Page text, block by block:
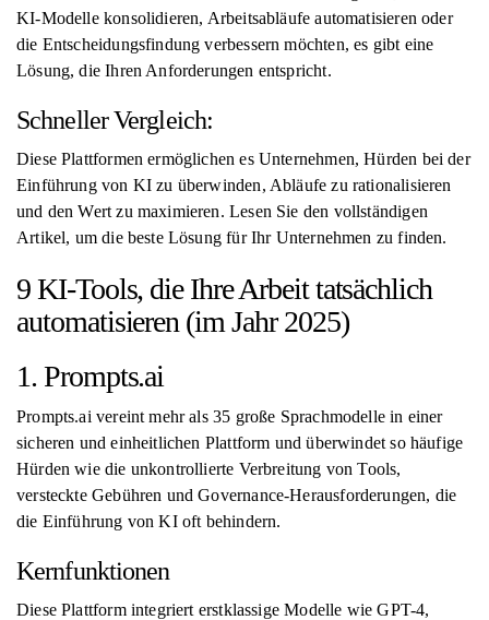
KI-Modelle konsolidieren, Arbeitsabläufe automatisieren oder
die Entscheidungsfindung verbessern möchten, es gibt eine
Lösung, die Ihren Anforderungen entspricht.
Schneller Vergleich:
Diese Plattformen ermöglichen es Unternehmen, Hürden bei der
Einführung von KI zu überwinden, Abläufe zu rationalisieren
und den Wert zu maximieren. Lesen Sie den vollständigen
Artikel, um die beste Lösung für Ihr Unternehmen zu finden.
9 KI-Tools, die Ihre Arbeit tatsächlich
automatisieren (im Jahr 2025)
1. Prompts.ai
Prompts.ai vereint mehr als 35 große Sprachmodelle in einer
sicheren und einheitlichen Plattform und überwindet so häufige
Hürden wie die unkontrollierte Verbreitung von Tools,
versteckte Gebühren und Governance-Herausforderungen, die
die Einführung von KI oft behindern.
Kernfunktionen
Diese Plattform integriert erstklassige Modelle wie GPT-4,